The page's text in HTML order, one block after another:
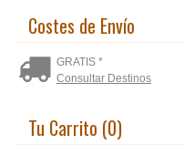
Costes de Envío
GRATIS *
Consultar Destinos
Tu Carrito (0)